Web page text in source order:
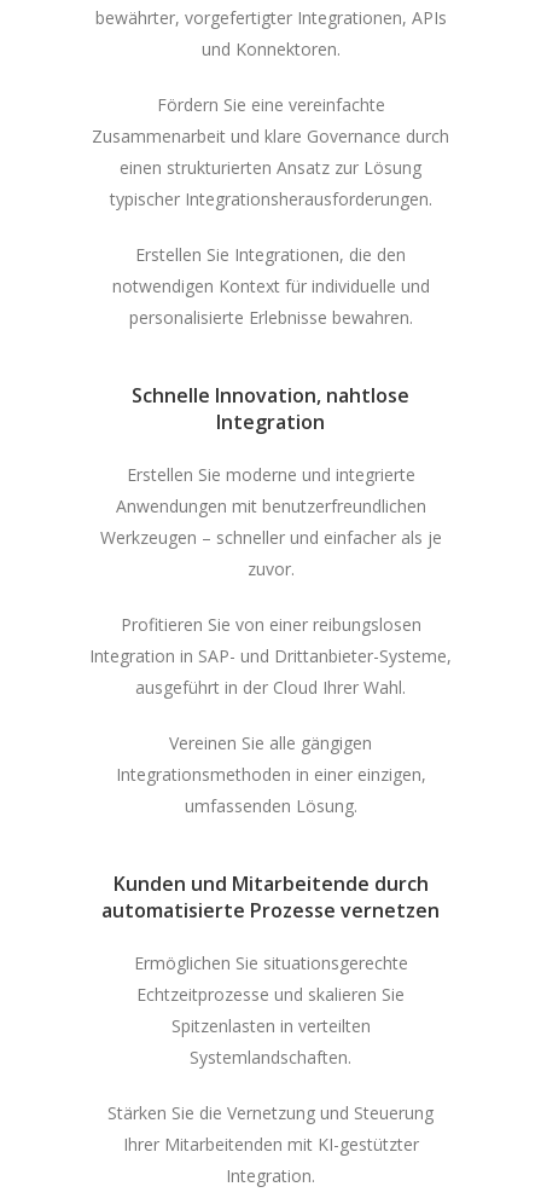
bewährter, vorgefertigter Integrationen, APIs
und Konnektoren.
Fördern Sie eine vereinfachte
Zusammenarbeit und klare Governance durch
einen strukturierten Ansatz zur Lösung
typischer Integrationsherausforderungen.
Erstellen Sie Integrationen, die den
notwendigen Kontext für individuelle und
personalisierte Erlebnisse bewahren.
Schnelle Innovation, nahtlose
Integration
Erstellen Sie moderne und integrierte
Anwendungen mit benutzerfreundlichen
Werkzeugen – schneller und einfacher als je
zuvor.
Profitieren Sie von einer reibungslosen
Integration in SAP- und Drittanbieter-Systeme,
ausgeführt in der Cloud Ihrer Wahl.
Vereinen Sie alle gängigen
Integrationsmethoden in einer einzigen,
umfassenden Lösung.
Kunden und Mitarbeitende durch
automatisierte Prozesse vernetzen
Ermöglichen Sie situationsgerechte
Echtzeitprozesse und skalieren Sie
Spitzenlasten in verteilten
Systemlandschaften.
Stärken Sie die Vernetzung und Steuerung
Ihrer Mitarbeitenden mit KI-gestützter
Integration.